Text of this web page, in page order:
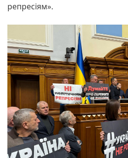
репресіям».